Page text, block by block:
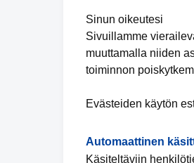
Sinun oikeutesi
Sivuillamme
muuttamalla niiden
toiminnon
Evästeiden käytön
Automaattinen
Käsiteltäviin